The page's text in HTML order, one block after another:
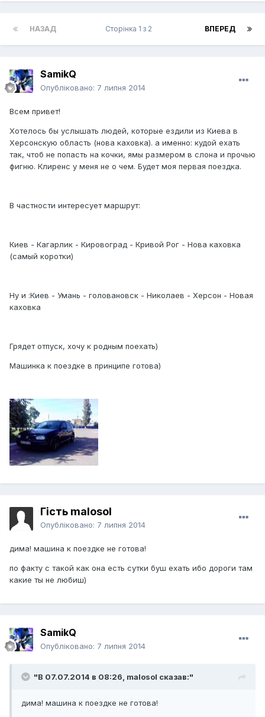
НАЗАД ВПЕРЕД
Сторінка 1 з 2
SamikQ
Опубліковано: 7 липня 2014
Всем привет!
Хотелось бы услышать людей, которые ездили из Киева в
Херсонскую область (нова каховка). а именно: кудой ехать
так, чтоб не попасть на кочки, ямы размером в слона и прочью
фигню. Клиренс у меня не о чем. Будет моя первая поездка.
В частности интересует маршрут:
Киев - Кагарлик - Кировоград - Кривой Рог - Нова каховка
(самый коротки)
Ну и :Киев - Умань - головановск - Николаев - Херсон - Новая
каховка
Грядет отпуск, хочу к родным поехать)
Машинка к поездке в принципе готова)
Гість malosol
Опубліковано: 7 липня 2014
дима! машина к поездке не готова!
по факту с такой как она есть сутки буш ехать ибо дороги там
какие ты не любиш)
SamikQ
Опубліковано: 7 липня 2014
"В 07.07.2014 в 08:26, malosol сказав:"
дима! машина к поездке не готова!